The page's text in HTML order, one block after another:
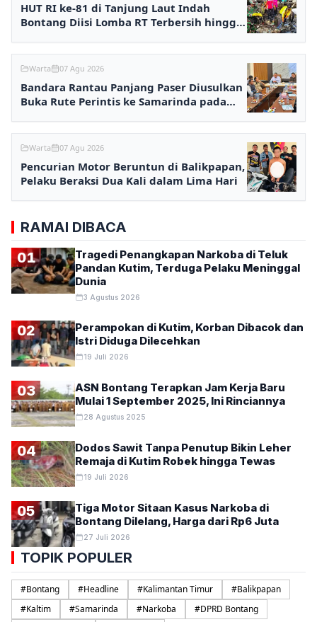
HUT RI ke-81 di Tanjung Laut Indah
Bontang Diisi Lomba RT Terbersih hingga
Warta 07 Agu 2026
Bandara Rantau Panjang Paser Diusulkan
Buka Rute Perintis ke Samarinda pada
Warta 07 Agu 2026
Pencurian Motor Beruntun di Balikpapan,
Pelaku Beraksi Dua Kali dalam Lima Hari
RAMAI DIBACA
01
Tragedi Penangkapan Narkoba di Teluk
Pandan Kutim, Terduga Pelaku Meninggal
Dunia
3 Agustus 2026
02
Perampokan di Kutim, Korban Dibacok dan
Istri Diduga Dilecehkan
19 Juli 2026
03
ASN Bontang Terapkan Jam Kerja Baru
Mulai 1 September 2025, Ini Rinciannya
28 Agustus 2025
04
Dodos Sawit Tanpa Penutup Bikin Leher
Remaja di Kutim Robek hingga Tewas
19 Juli 2026
05
Tiga Motor Sitaan Kasus Narkoba di
Bontang Dilelang, Harga dari Rp6 Juta
27 Juli 2026
TOPIK POPULER
#Bontang #Headline #Kalimantan Timur #Balikpapan
#Kaltim #Samarinda #Narkoba #DPRD Bontang